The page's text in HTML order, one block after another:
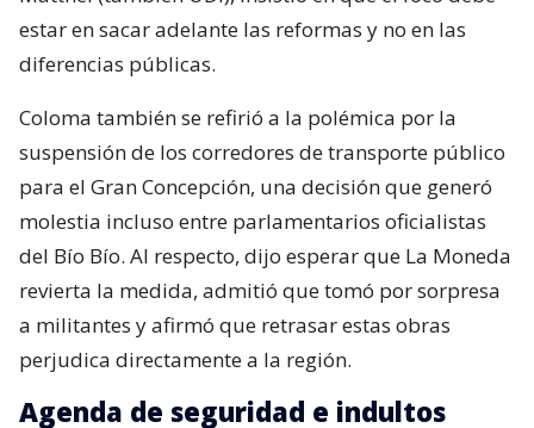
estar en sacar adelante las reformas y no en las
diferencias públicas.
Coloma también se refirió a la polémica por la
suspensión de los corredores de transporte público
para el Gran Concepción, una decisión que generó
molestia incluso entre parlamentarios oficialistas
del Bío Bío. Al respecto, dijo esperar que La Moneda
revierta la medida, admitió que tomó por sorpresa
a militantes y afirmó que retrasar estas obras
perjudica directamente a la región.
Agenda de seguridad e indultos